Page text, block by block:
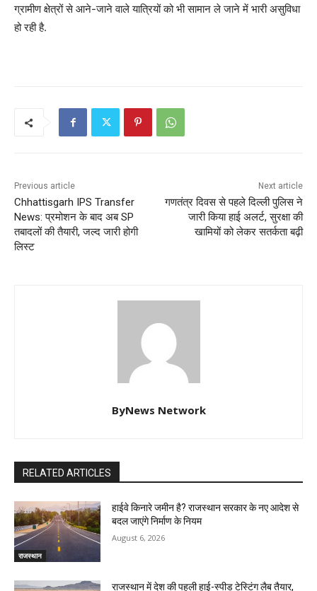
ग्रामीण क्षेत्रों से आने-जाने वाले यात्रियों को भी सामान ले जाने में भारी असुविधा
हो रही है.
Previous article
Chhattisgarh IPS Transfer
News: प्रमोशन के बाद अब SP
तबादलों की तैयारी, जल्द जारी होगी
लिस्ट
Next article
गणतंत्र दिवस से पहले दिल्ली पुलिस ने
जारी किया हाई अलर्ट, सुरक्षा की
खामियों को लेकर सतर्कता बढ़ी
ByNews Network
RELATED ARTICLES
राजस्थान
हाईवे किनारे जमीन है? राजस्थान सरकार के नए आदेश से
बदल जाएंगे निर्माण के नियम
August 6, 2026
राजस्थान में देश की पहली हाई-स्पीड टेस्टिंग लैब तैयार,